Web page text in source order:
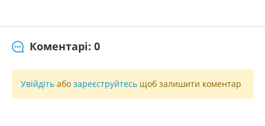
Коментарі: 0
Увійдіть або зареєструйтесь щоб залишити коментар